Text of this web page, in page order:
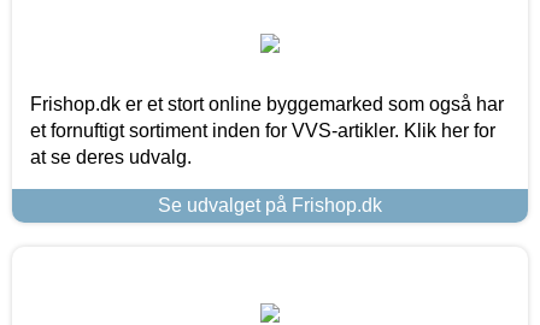
Frishop.dk er et stort online byggemarked som også har
et fornuftigt sortiment inden for VVS-artikler. Klik her for
at se deres udvalg.
Se udvalget på Frishop.dk